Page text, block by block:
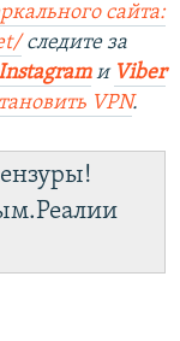
сайта:
следите за
и Viber
VPN.